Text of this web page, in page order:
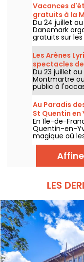
Vacances
gratuits à la
Du 24 juillet
Danemark
gratuits sur
aux enfants,
de
permettent de
célèbre
espaces de
Les Arènes
spectacles
pour les
Du 23 juillet
Montmartre
public à
spéciale.
enfants, un
musique
entièrement
Au Paradis
St Quentin en
En Île-de-
Quentin-en-
magique où
et profiter de
Au Paradis
moins cher
exceptionnel
LES